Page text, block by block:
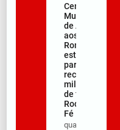
Centro
Municipal
de Apoio
aos
Romeiros
está pronto
para
receber
milhares
de fiéis na
Rodovia da
Fé
qua/08/2026